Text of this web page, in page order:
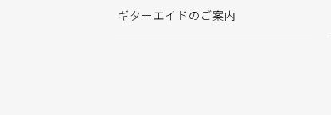
ギターエイドのご案内